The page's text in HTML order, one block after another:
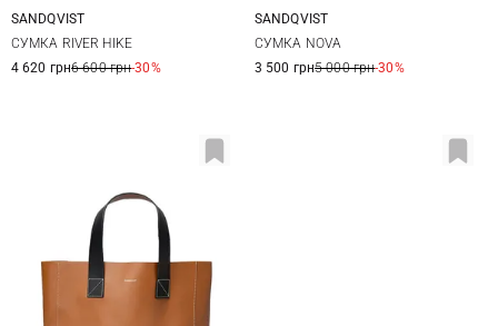
37X38X15СМ
SANDQVIST
СУМКА RIVER HIKE
4 620 грн6 600 грн-30%
20X13X1,5СМ
SANDQVIST
СУМКА NOVA
3 500 грн5 000 грн-30%